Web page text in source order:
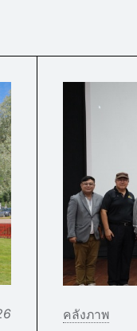
คลังภาพ